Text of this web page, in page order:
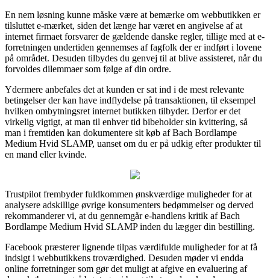
En nem løsning kunne måske være at bemærke om webbutikken er
tilsluttet e-mærket, siden det længe har været en angivelse af at
internet firmaet forsvarer de gældende danske regler, tillige med at e-
forretningen undertiden gennemses af fagfolk der er indført i lovene
på området. Desuden tilbydes du genvej til at blive assisteret, når du
forvoldes dilemmaer som følge af din ordre.
Ydermere anbefales det at kunden er sat ind i de mest relevante
betingelser der kan have indflydelse på transaktionen, til eksempel
hvilken ombytningsret internet butikken tilbyder. Derfor er det
virkelig vigtigt, at man til enhver tid bibeholder sin kvittering, så
man i fremtiden kan dokumentere sit køb af Bach Bordlampe
Medium Hvid SLAMP, uanset om du er på udkig efter produkter til
en mand eller kvinde.
Trustpilot frembyder fuldkommen ønskværdige muligheder for at
analysere adskillige øvrige konsumenters bedømmelser og derved
rekommanderer vi, at du gennemgår e-handlens kritik af Bach
Bordlampe Medium Hvid SLAMP inden du lægger din bestilling.
Facebook præsterer lignende tilpas værdifulde muligheder for at få
indsigt i webbutikkens troværdighed. Desuden møder vi endda
online forretninger som gør det muligt at afgive en evaluering af